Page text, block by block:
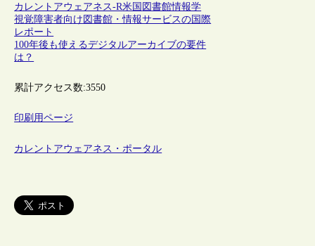
カレントアウェアネス-R米国 図書館情報学
視覚障害者向け図書館・情報サービスの国際
レポート
100年後も使えるデジタルアーカイブの要件
は？
累計アクセス数:3550
印刷用ページ
カレントアウェアネス・ポータル